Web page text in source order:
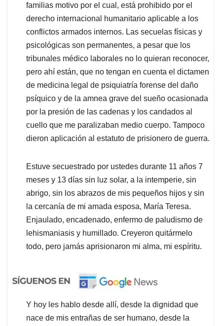
familias motivo por el cual, está prohibido por el
derecho internacional humanitario aplicable a los
conflictos armados internos. Las secuelas físicas y
psicológicas son permanentes, a pesar que los
tribunales médico laborales no lo quieran reconocer,
pero ahí están, que no tengan en cuenta el dictamen
de medicina legal de psiquiatría forense del daño
psíquico y de la amnea grave del sueño ocasionada
por la presión de las cadenas y los candados al
cuello que me paralizaban medio cuerpo. Tampoco
dieron aplicación al estatuto de prisionero de guerra.
Estuve secuestrado por ustedes durante 11 años 7
meses y 13 días sin luz solar, a la intemperie, sin
abrigo, sin los abrazos de mis pequeños hijos y sin
la cercanía de mi amada esposa, María Teresa.
Enjaulado, encadenado, enfermo de paludismo de
lehismaniasis y humillado. Creyeron quitármelo
todo, pero jamás aprisionaron mi alma, mi espíritu.
Y hoy les hablo desde allí, desde la dignidad que
nace de mis entrañas de ser humano, desde la